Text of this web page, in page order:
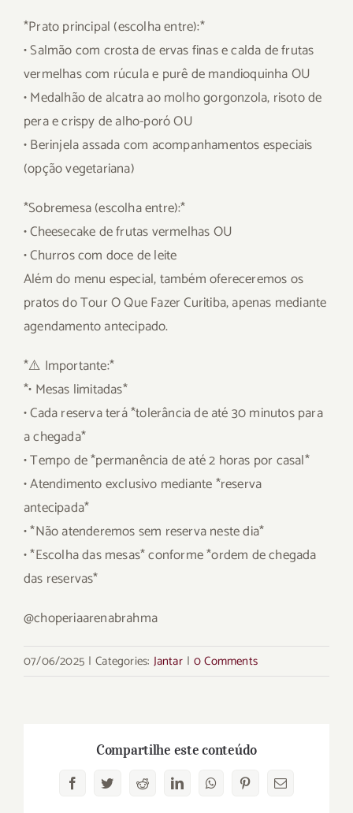
*Prato principal (escolha entre):*
• Salmão com crosta de ervas finas e calda de frutas
vermelhas com rúcula e purê de mandioquinha OU
• Medalhão de alcatra ao molho gorgonzola, risoto de
pera e crispy de alho-poró OU
• Berinjela assada com acompanhamentos especiais
(opção vegetariana)
*Sobremesa (escolha entre):*
• Cheesecake de frutas vermelhas OU
• Churros com doce de leite
Além do menu especial, também ofereceremos os
pratos do Tour O Que Fazer Curitiba, apenas mediante
agendamento antecipado.
*⚠️ Importante:*
*• Mesas limitadas*
• Cada reserva terá *tolerância de até 30 minutos para
a chegada*
• Tempo de *permanência de até 2 horas por casal*
• Atendimento exclusivo mediante *reserva
antecipada*
• *Não atenderemos sem reserva neste dia*
• *Escolha das mesas* conforme *ordem de chegada
das reservas*
@choperiaarenabrahma
07/06/2025 | Categories: Jantar | 0 Comments
Compartilhe este conteúdo
FacebookTwitterRedditLinkedInWhatsAppPinterestEmail